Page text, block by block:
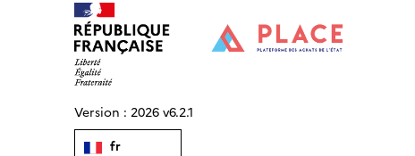
Version : 2026 v6.2.1
fr